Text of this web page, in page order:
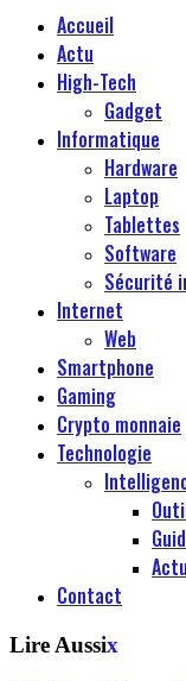
Accueil
Actu
High-Tech
Gadget
Informatique
Hardware
Laptop
Tablettes
Software
Sécurité
Internet
Web
Smartphone
Gaming
Crypto monnaie
Technologie
Contact
Lire Aussix